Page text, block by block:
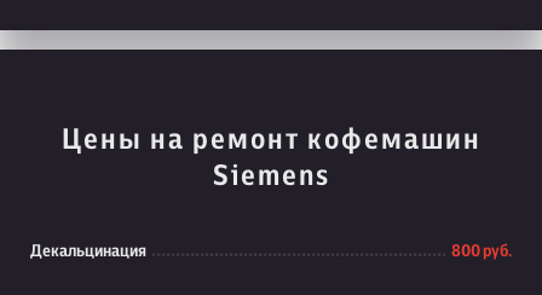
Цены на ремонт кофемашин
Siemens
Декальцинация 800 руб.